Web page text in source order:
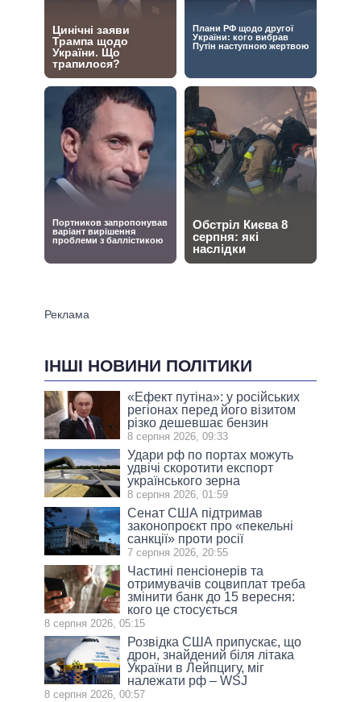
ІНШІ НОВИНИ ПОЛІТИКИ
«Ефект путіна»: у російських
регіонах перед його візитом
різко дешевшає бензин
8 серпня 2026, 09:33
Удари рф по портах можуть
удвічі скоротити експорт
українського зерна
8 серпня 2026, 01:59
Сенат США підтримав
законопроєкт про «пекельні
санкції» проти росії
7 серпня 2026, 20:55
Частині пенсіонерів та
отримувачів соцвиплат треба
змінити банк до 15 вересня:
кого це стосується
8 серпня 2026, 05:15
Розвідка США припускає, що
дрон, знайдений біля літака
України в Лейпцигу, міг
належати рф – WSJ
8 серпня 2026, 00:57